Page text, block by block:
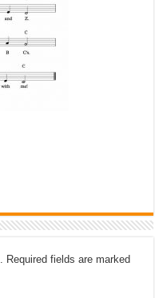
Required fields are marked